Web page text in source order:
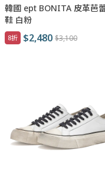
韓國 ept BONITA 皮革芭
鞋 白粉
8折 $2,480 $3,100